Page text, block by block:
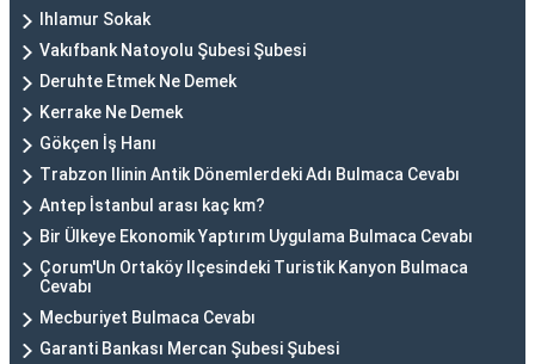
Ihlamur Sokak
Vakıfbank Natoyolu Şubesi Şubesi
Deruhte Etmek Ne Demek
Kerrake Ne Demek
Gökçen İş Hanı
Trabzon Ilinin Antik Dönemlerdeki Adı Bulmaca Cevabı
Antep İstanbul arası kaç km?
Bir Ülkeye Ekonomik Yaptırım Uygulama Bulmaca Cevabı
Çorum'Un Ortaköy Ilçesindeki Turistik Kanyon Bulmaca
Cevabı
Mecburiyet Bulmaca Cevabı
Garanti Bankası Mercan Şubesi Şubesi